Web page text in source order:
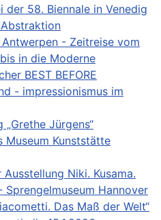
der 58. Biennale in Venedig
- Zeitreise vom
in die Moderne
BEST BEFORE
- impressionismus im
„Grethe Jürgens“
Museum Kunststätte
Ausstellung Niki. Kusama.
Sprengelmuseum Hannover
Das Maß der Welt“